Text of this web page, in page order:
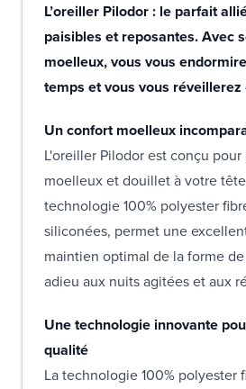
L’oreiller Pilodor : le parfait
paisibles et reposantes. Avec
moelleux, vous vous
temps et vous vous
Un confort moelleux
L'oreiller Pilodor est conçu
moelleux et douillet à votre
technologie 100% polyester
siliconées, permet une
maintien optimal de la forme
adieu aux nuits agitées et aux
Une technologie innovante
qualité
La technologie 100% polyester